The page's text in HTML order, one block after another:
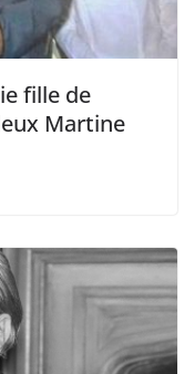
fille de
Martine